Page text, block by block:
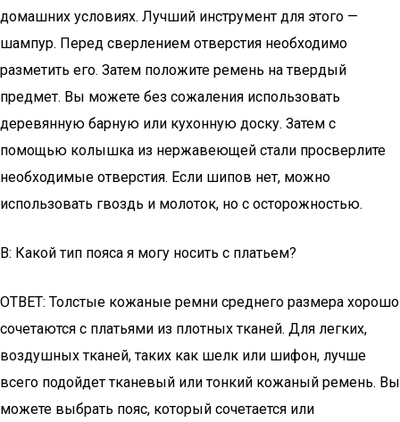
домашних условиях. Лучший инструмент для этого —
шампур. Перед сверлением отверстия необходимо
разметить его. Затем положите ремень на твердый
предмет. Вы можете без сожаления использовать
деревянную барную или кухонную доску. Затем с
помощью колышка из нержавеющей стали просверлите
необходимые отверстия. Если шипов нет, можно
использовать гвоздь и молоток, но с осторожностью.
В: Какой тип пояса я могу носить с платьем?
ОТВЕТ: Толстые кожаные ремни среднего размера хорошо
сочетаются с платьями из плотных тканей. Для легких,
воздушных тканей, таких как шелк или шифон, лучше
всего подойдет тканевый или тонкий кожаный ремень. Вы
можете выбрать пояс, который сочетается или